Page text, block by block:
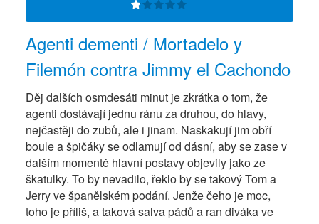
Agenti dementi / Mortadelo y
Filemón contra Jimmy el Cachondo
Děj dalších osmdesáti minut je zkrátka o tom, že
agenti dostávají jednu ránu za druhou, do hlavy,
nejčastěji do zubů, ale i jinam. Naskakují jim obří
boule a špičáky se odlamují od dásní, aby se zase v
dalším momentě hlavní postavy objevily jako ze
škatulky. To by nevadilo, řeklo by se takový Tom a
Jerry ve španělském podání. Jenže čeho je moc,
toho je příliš, a taková salva pádů a ran diváka ve